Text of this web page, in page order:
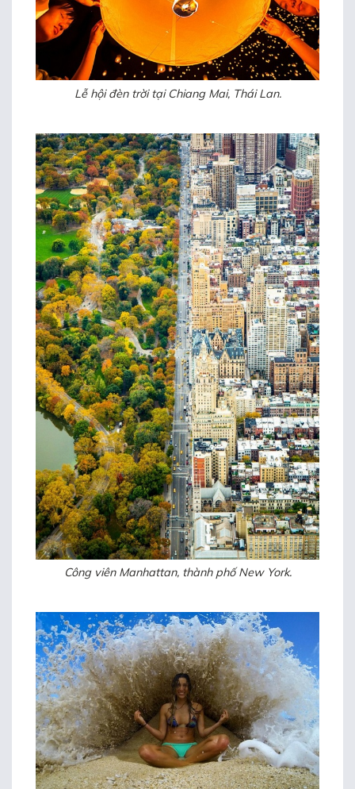
Lễ hội đèn trời tại Chiang Mai, Thái Lan.
Công viên Manhattan, thành phố New York.